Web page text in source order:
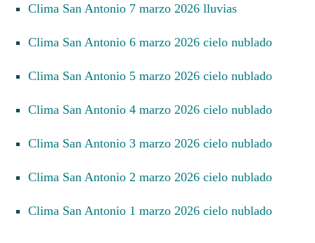
Clima San Antonio 7 marzo 2026 lluvias
Clima San Antonio 6 marzo 2026 cielo nublado
Clima San Antonio 5 marzo 2026 cielo nublado
Clima San Antonio 4 marzo 2026 cielo nublado
Clima San Antonio 3 marzo 2026 cielo nublado
Clima San Antonio 2 marzo 2026 cielo nublado
Clima San Antonio 1 marzo 2026 cielo nublado